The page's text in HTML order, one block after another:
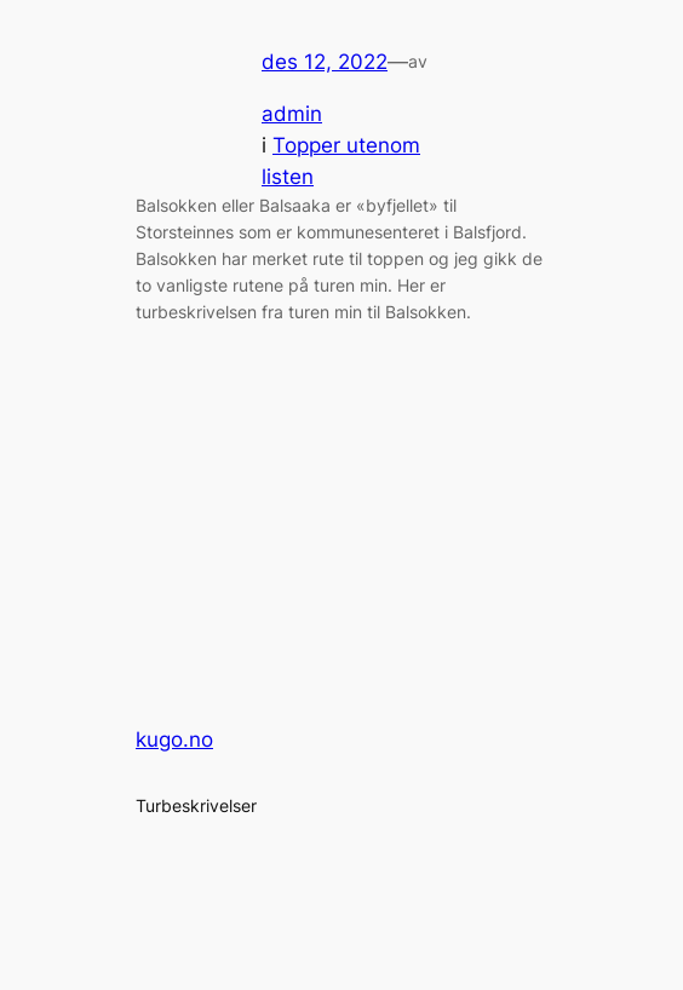
des 12, 2022—av
admin
i Topper utenom
listen
Balsokken eller Balsaaka er «byfjellet» til
Storsteinnes som er kommunesenteret i Balsfjord.
Balsokken har merket rute til toppen og jeg gikk de
to vanligste rutene på turen min. Her er
turbeskrivelsen fra turen min til Balsokken.
kugo.no
Turbeskrivelser